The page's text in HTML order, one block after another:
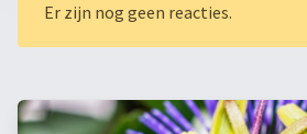
Er zijn nog geen reacties.